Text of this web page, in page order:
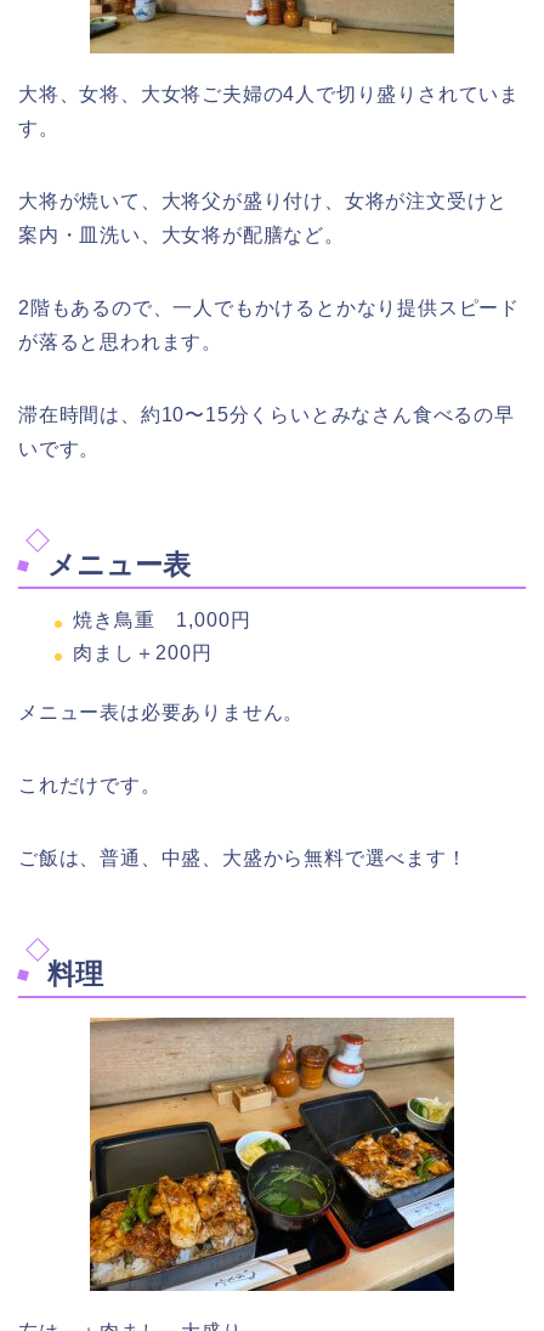
大将、女将、大女将ご夫婦の4人で切り盛りされていま
す。
大将が焼いて、大将父が盛り付け、女将が注文受けと
案内・皿洗い、大女将が配膳など。
2階もあるので、一人でもかけるとかなり提供スピード
が落ると思われます。
滞在時間は、約10〜15分くらいとみなさん食べるの早
いです。
メニュー表
焼き鳥重 1,000円
肉まし＋200円
メニュー表は必要ありません。
これだけです。
ご飯は、普通、中盛、大盛から無料で選べます！
料理